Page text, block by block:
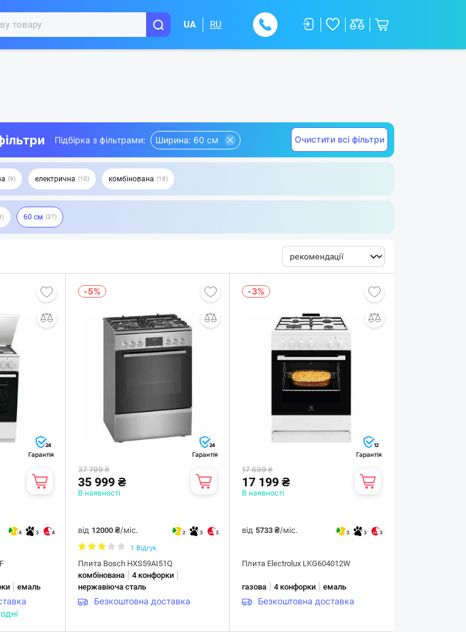
UA RU
Підбірка з фільтрами: Ширина: 60 см Очистити всі фільтри
9 електрична 10 комбінована 18
60 см 37
24
Гарантія
4 3 4
емаль
-5%
24
Гарантія
37 799 ₴
35 999 ₴
В наявності
від 12000 ₴/міс. 2 3 3
1 Відгук
Плита Bosch HXS59AI51Q
комбінована |4 конфорки
нержавіюча сталь
Безкоштовна доставка
-3%
12
Гарантія
17 699 ₴
17 199 ₴
В наявності
від5733 ₴/міс. 3 3 3
Плита Electrolux LKG604012W
газова |4 конфорки |емаль
Безкоштовна доставка